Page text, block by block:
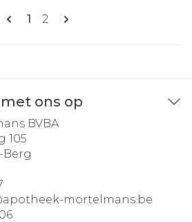
Pagina's
U lees momenteel pagina
1 Pagina
2
ons op
BVBA
105
Berg
apotheek-mortelmans.be